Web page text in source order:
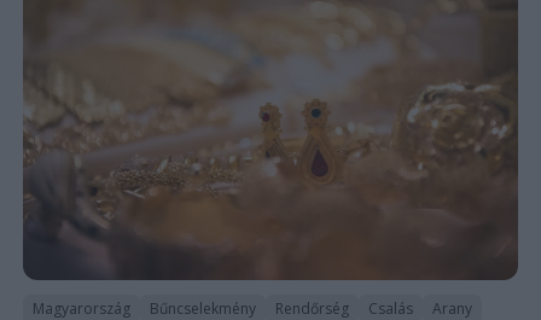
Magyarország Bűncselekmény Rendőrség Csalás Arany